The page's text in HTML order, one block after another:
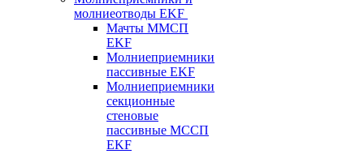
молниеотводы EKF
Мачты ММСП
EKF
Молниеприемники
пассивные EKF
Молниеприемники
секционные
стеновые
пассивные МССП
EKF